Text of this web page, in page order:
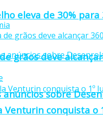
anúncios sobre
eleva de 30%
grãos deve
Venturin conquista o